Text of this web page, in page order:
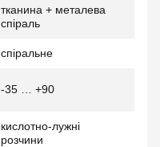
тканина + металева
спіраль
спіральне
-35 … +90
кислотно-лужні
розчини